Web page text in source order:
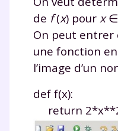
de f(x) pour x∈
On peut entrer
une fonction
l’image d’un
def f(x):
return